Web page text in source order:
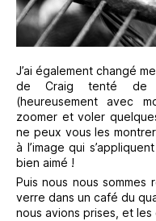
J’ai également changé
de Craig tenté de
(heureusement avec
zoomer et voler
ne peux vous les
à l’image qui
bien aimé !
Puis nous nous
verre dans un café du
nous avions prises, et les